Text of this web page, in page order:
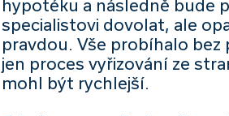
hypotéku a následně bude
specialistovi dovolat, ale
pravdou. Vše probíhalo bez
jen proces vyřizování ze
mohl být rychlejší.